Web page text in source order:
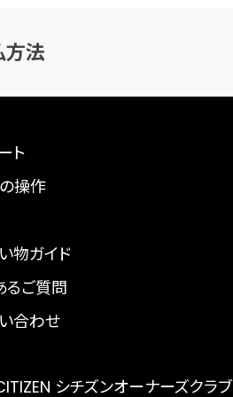
方法
ト
操作
物ガイド
るご質問
合わせ
シチズンオーナーズクラブ